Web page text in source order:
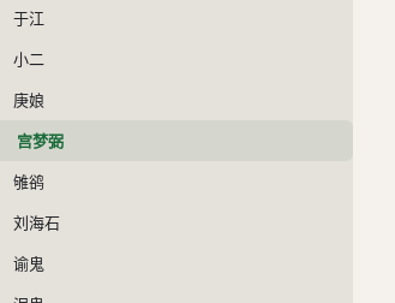
于江
小二
庚娘
宫梦弼
雊鹆
刘海石
谕鬼